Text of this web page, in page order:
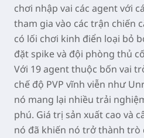
chơi nhập vai các agent với
tham gia vào các trận chiến
có lối chơi kinh điển loại bỏ
đặt spike và đội phòng thủ
Với 19 agent thuộc bốn vai
chế độ PVP vĩnh viễn như
nó mang lại nhiều trải
phú. Giá trị sản xuất cao và
nó đã khiến nó trở thành trò